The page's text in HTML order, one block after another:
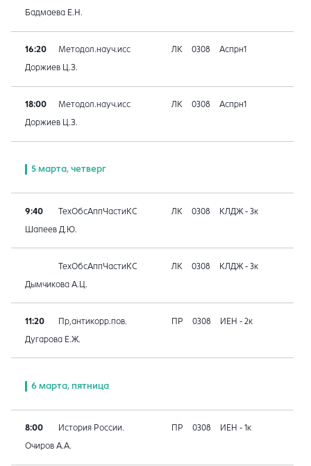
Бадмаева Е.Н.
16:20 Методол.науч.исс ЛК 0308 Аспрн1
Доржиев Ц.З.
18:00 Методол.науч.исс ЛК 0308 Аспрн1
Доржиев Ц.З.
5 марта, четверг
9:40 ТехОбсАппЧастиКС ЛК 0308 КЛДЖ - 3к
Шапеев Д.Ю.
ТехОбсАппЧастиКС ЛК 0308 КЛДЖ - 3к
Дымчикова А.Ц.
11:20 Пр,антикорр.пов. ПР 0308 ИЕН - 2к
Дугарова Е.Ж.
6 марта, пятница
8:00 История России. ПР 0308 ИЕН - 1к
Очиров А.А.